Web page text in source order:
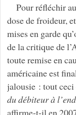
Pour réfléchir
dose de froideur,
mises en garde
de la critique de
toute remise en
américaine est
jalousie : tout
du débiteur à